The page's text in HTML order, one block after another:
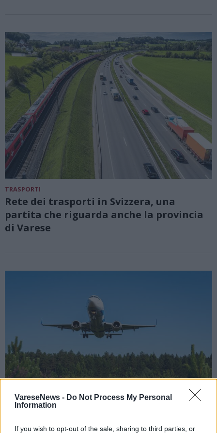
VareseNews - Do Not Process My Personal
Information
If you wish to opt-out of the sale, sharing to third parties, or
TRASPORTI
Rete dei trasporti in Svizzera, una
partita che riguarda anche la provincia
di Varese
MALPENSA